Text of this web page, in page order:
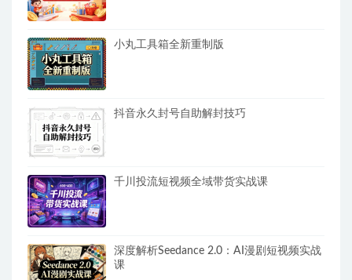
小丸工具箱全新重制版
抖音永久封号自助解封技巧
千川投流短视频全域带货实战课
深度解析Seedance 2.0：AI漫剧短视频实战
课